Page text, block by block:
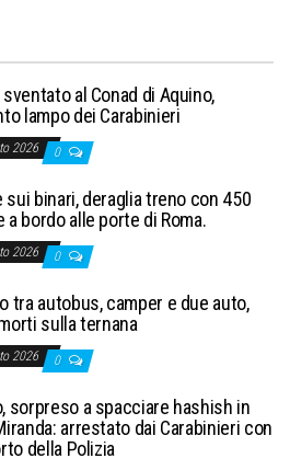
al Conad di Aquino,
lampo dei Carabinieri
2026 0
sui binari, deraglia treno con 450
a bordo alle porte di Roma.
2026 0
tra autobus, camper e due auto,
sulla ternana
2026 0
sorpreso a spacciare hashish in
arrestato dai Carabinieri con
della Polizia